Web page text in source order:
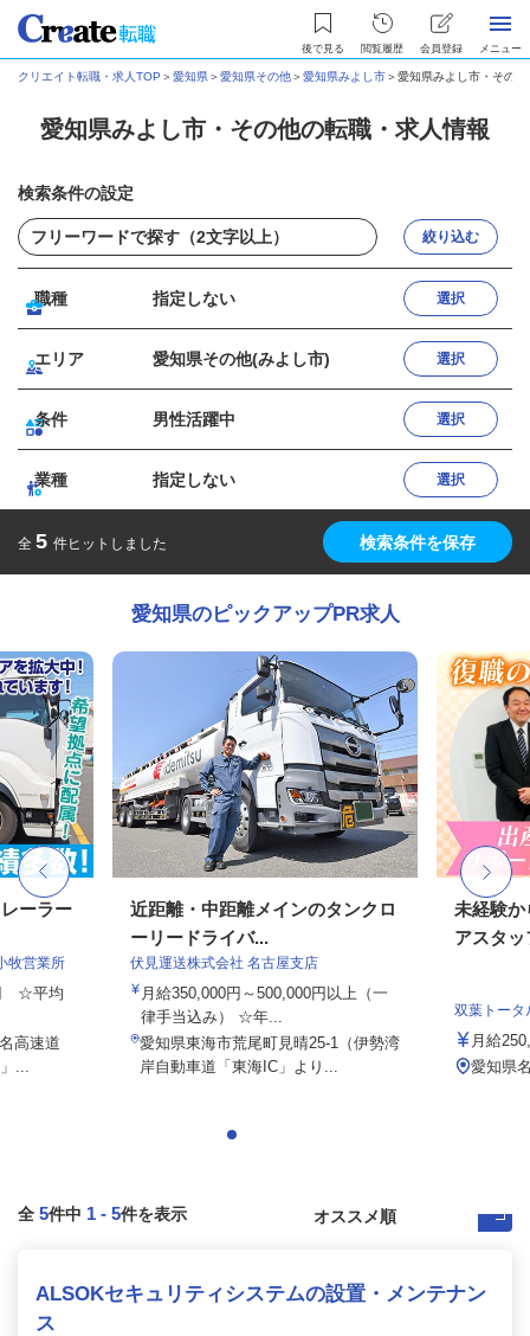
後で見る 閲覧履歴 会員登録 メニュー
クリエイト転職・求人TOP ＞愛知県＞愛知県その他＞愛知県みよし市＞愛知県みよし市・その
愛知県みよし市・その他の転職・求人情報
検索条件の設定
絞り込む
職種 指定しない 選択
エリア 愛知県その他(みよし市) 選択
条件 男性活躍中 選択
業種 指定しない 選択
全 5 件ヒットしました 検索条件を保存
愛知県のピックアップPR求人
ーラー
牧営業所
☆平均
高速道
...
近距離・中距離メインのタンクロ
ーリードライバ...
伏見運送株式会社 名古屋支店
月給350,000円～500,000円以上（一
律手当込み） ☆年...
愛知県東海市荒尾町見晴25-1（伊勢湾
岸自動車道「東海IC」より...
未経験か
アスタッ
双葉トータ
月給
愛知県
全 5件中 1 - 5件を表示
ALSOKセキュリティシステムの設置・メンテナン
ス